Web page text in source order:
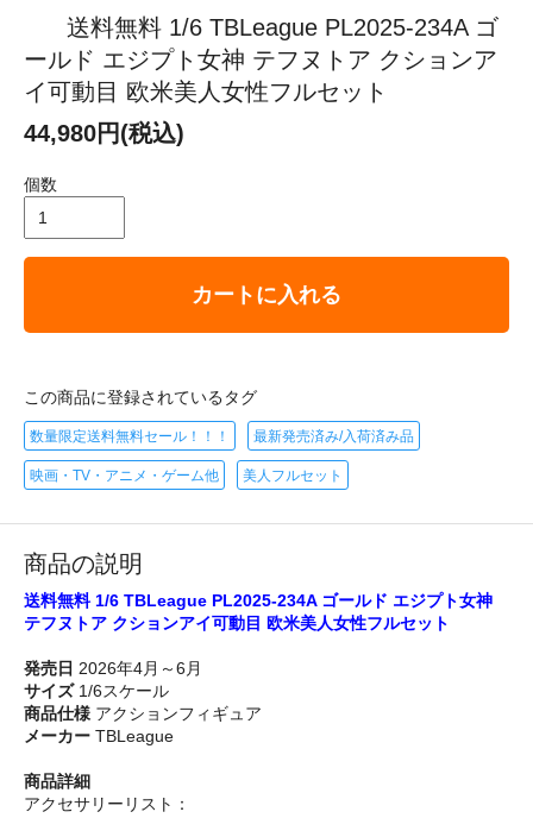
送料無料 1/6 TBLeague PL2025-234A ゴ
ールド エジプト女神 テフヌトア クションア
イ可動目 欧米美人女性フルセット
44,980円(税込)
個数
カートに入れる
この商品に登録されているタグ
数量限定送料無料セール！！！ 最新発売済み/入荷済み品
映画・TV・アニメ・ゲーム他 美人フルセット
商品の説明
送料無料 1/6 TBLeague PL2025-234A ゴールド エジプト女神
テフヌトア クションアイ可動目 欧米美人女性フルセット
発売日 2026年4月～6月
サイズ1/6スケール
商品仕様 アクションフィギュア
メーカー TBLeague
商品詳細
アクセサリーリスト：